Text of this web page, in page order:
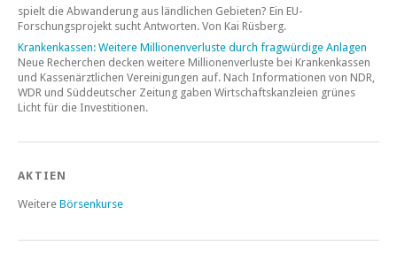
spielt die Abwanderung aus ländlichen Gebieten? Ein EU-
Forschungsprojekt sucht Antworten. Von Kai Rüsberg.
Krankenkassen: Weitere Millionenverluste durch fragwürdige Anlagen
Neue Recherchen decken weitere Millionenverluste bei Krankenkassen
und Kassenärztlichen Vereinigungen auf. Nach Informationen von NDR,
WDR und Süddeutscher Zeitung gaben Wirtschaftskanzleien grünes
Licht für die Investitionen.
AKTIEN
Weitere Börsenkurse